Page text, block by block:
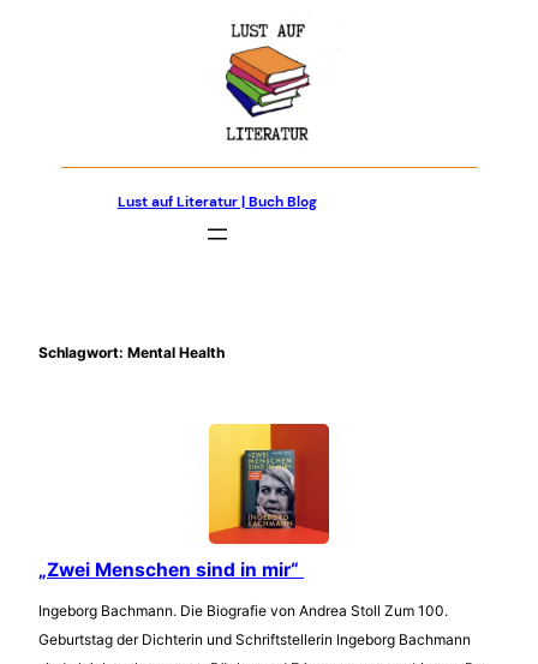
Lust auf Literatur | Buch Blog
Schlagwort: Mental Health
„Zwei Menschen sind in mir“
Ingeborg Bachmann. Die Biografie von Andrea Stoll Zum 100.
Geburtstag der Dichterin und Schriftstellerin Ingeborg Bachmann